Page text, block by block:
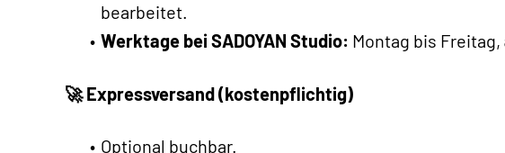
bearbeitet.
Werktage bei SADOYAN Studio: Montag bis Freitag,
🚀 Expressversand (kostenpflichtig)
Optional buchbar.